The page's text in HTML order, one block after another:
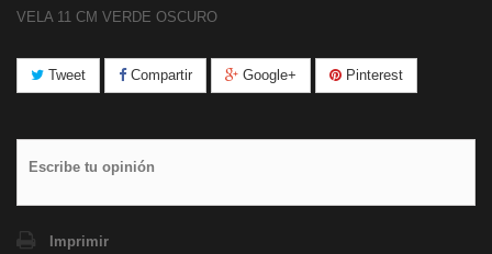
VELA 11 CM VERDE OSCURO
Tweet Compartir Google+ Pinterest
Escribe tu opinión
Imprimir